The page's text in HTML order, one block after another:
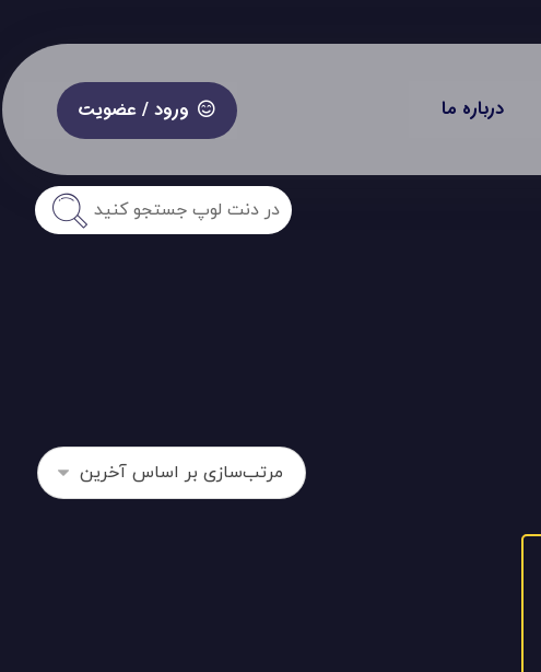
درباره ما ورود / عضویت